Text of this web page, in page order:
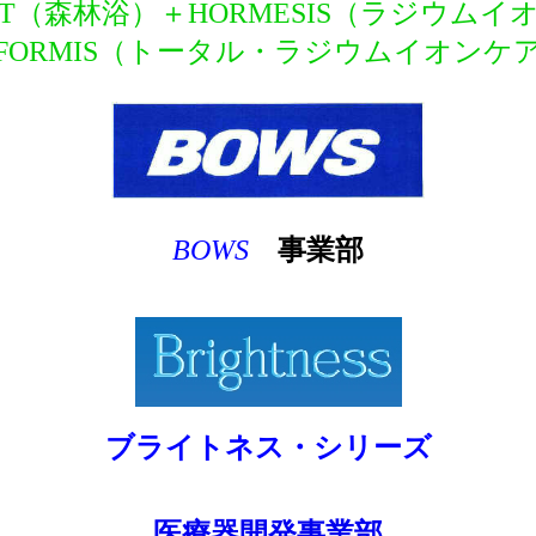
（森林浴）＋HORMESIS（ラジウムイオ
（トータル・ラジウムイオンケア
BOWS 事業部
ブライトネス・シリーズ